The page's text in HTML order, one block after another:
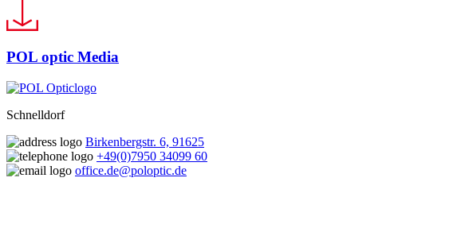
POL optic Media
Schnelldorf
Birkenbergstr. 6, 91625
+49(0)7950 34099 60
office.de@poloptic.de